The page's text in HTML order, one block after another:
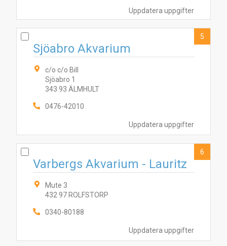
Uppdatera uppgifter
Uppdatera uppgifter
Sjöabro Akvarium
c/o c/o Bill
Sjöabro 1
343 93 ÄLMHULT
0476-42010
5
Uppdatera uppgifter
Varbergs Akvarium - Lauritz
Mute 3
432 97 ROLFSTORP
0340-80188
6